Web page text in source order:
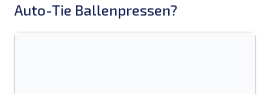
Auto-Tie Ballenpressen?